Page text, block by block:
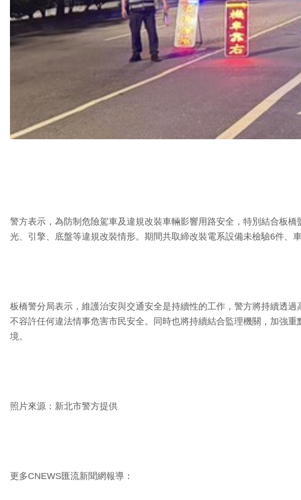
警方表示，為防制危險駕車及違規改裝車輛影響用路安全，特別結合板
光、引擎、底盤等違規改裝情形。期間共取締改裝電系設備未檢驗6件、
板橋警分局表示，維護治安與交通安全是持續性的工作，警方將持續透
不容許任何違法情事危害市民安全。同時也將持續結合監理機關，加強
境。
照片來源：新北市警方提供
更多CNEWS匯流新聞網報導：